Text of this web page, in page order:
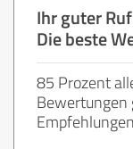
Ihr guter
Die beste
85 Prozent
Bewertungen